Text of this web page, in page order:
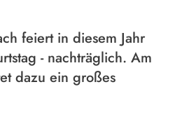
feiert in diesem Jahr
- nachträglich. Am
dazu ein großes